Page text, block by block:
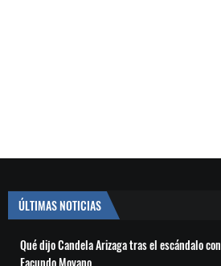
ÚLTIMAS NOTICIAS
Qué dijo Candela Arizaga tras el escándalo con
Facundo Moyano